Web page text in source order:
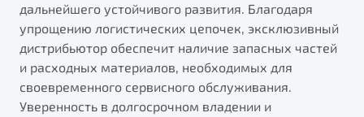
дальнейшего устойчивого развития. Благодаря
упрощению логистических цепочек, эксклюзивный
дистрибьютор обеспечит наличие запасных частей
и расходных материалов, необходимых для
своевременного сервисного обслуживания.
Уверенность в долгосрочном владении и